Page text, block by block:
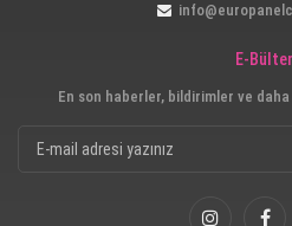
E-
En son haberler, bildirimler ve